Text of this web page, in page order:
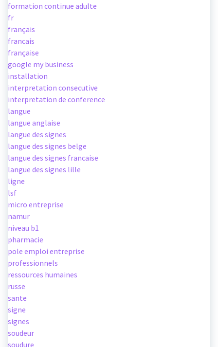
formation continue adulte
fr
français
francais
française
google my business
installation
interpretation consecutive
interpretation de conference
langue
langue anglaise
langue des signes
langue des signes belge
langue des signes francaise
langue des signes lille
ligne
lsf
micro entreprise
namur
niveau b1
pharmacie
pole emploi entreprise
professionnels
ressources humaines
russe
sante
signe
signes
soudeur
soudure